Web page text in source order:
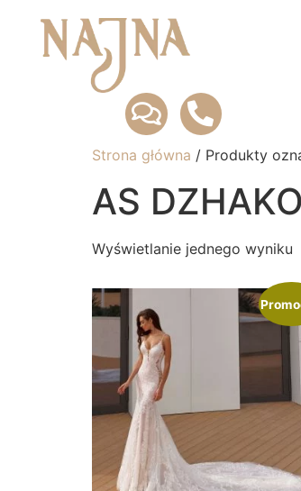
Strona główna / Produkty
AS
Wyświetlanie jednego wyniku